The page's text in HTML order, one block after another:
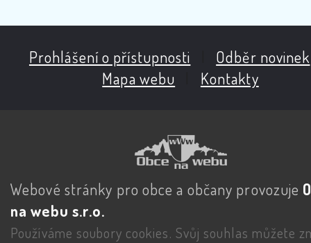
Prohlášení o přístupnosti Odběr novinek
Mapa webu
Kontakty
Webové stránky pro obce a občany provozuje
na webu s.r.o.
Používáme soubory cookies. Svůj souhlas můžete